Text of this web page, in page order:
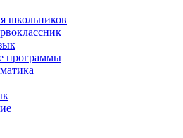
школьников
программы